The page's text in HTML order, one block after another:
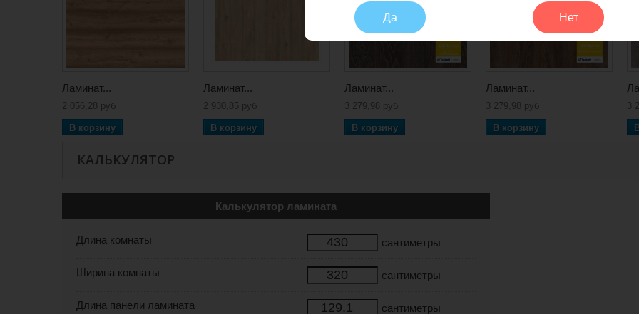
Да Нет
Ламинат...
2 056,28 руб
В корзину
Ламинат...
2 930,85 руб
В корзину
Ламинат...
3 279,98 руб
В корзину
Ламинат...
3 279,98 руб
В корзину
3
КАЛЬКУЛЯТОР
Калькулятор ламината
Длина комнаты сантиметры
Ширина комнаты сантиметры
Длина панели ламината сантиметры